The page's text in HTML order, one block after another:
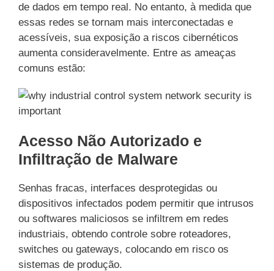
de dados em tempo real. No entanto, à medida que
essas redes se tornam mais interconectadas e
acessíveis, sua exposição a riscos cibernéticos
aumenta consideravelmente. Entre as ameaças
comuns estão:
Acesso Não Autorizado e
Infiltração de Malware
Senhas fracas, interfaces desprotegidas ou
dispositivos infectados podem permitir que intrusos
ou softwares maliciosos se infiltrem em redes
industriais, obtendo controle sobre roteadores,
switches ou gateways, colocando em risco os
sistemas de produção.